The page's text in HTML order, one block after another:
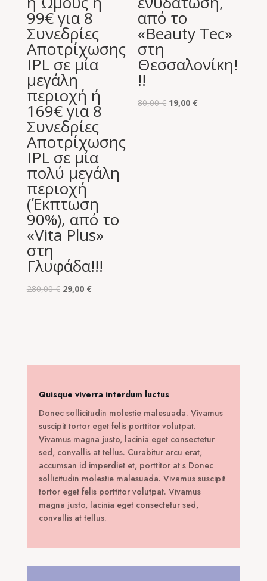
99€ για 8
Συνεδρίες
Αποτρίχωσης
IPL σε μία
μεγάλη
περιοχή ή
169€ για 8
Συνεδρίες
Αποτρίχωσης
IPL σε μία
πολύ μεγάλη
περιοχή
(Έκπτωση
90%), από το
«Vita Plus»
στη
Γλυφάδα!!!
280,00€ Original
29,00 €Η
από το
«Beauty Tec»
στη
Θεσσαλονίκη!
!!
80,00€ Original
19,00 €
Quisque viverra interdum luctus
Donec sollicitudin molestie malesuada. Vivamus
suscipit tortor eget felis porttitor volutpat.
Vivamus magna justo, lacinia eget consectetur
sed, convallis at tellus. Curabitur arcu erat,
accumsan id imperdiet et, porttitor at s Donec
sollicitudin molestie malesuada. Vivamus suscipit
tortor eget felis porttitor volutpat. Vivamus
magna justo, lacinia eget consectetur sed,
convallis at tellus.